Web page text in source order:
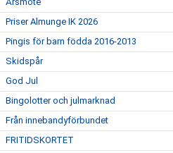
Priser Almunge IK 2026
Pingis för barn födda 2016-2013
Skidspår
God Jul
Bingolotter och julmarknad
Från innebandyförbundet
FRITIDSKORTET